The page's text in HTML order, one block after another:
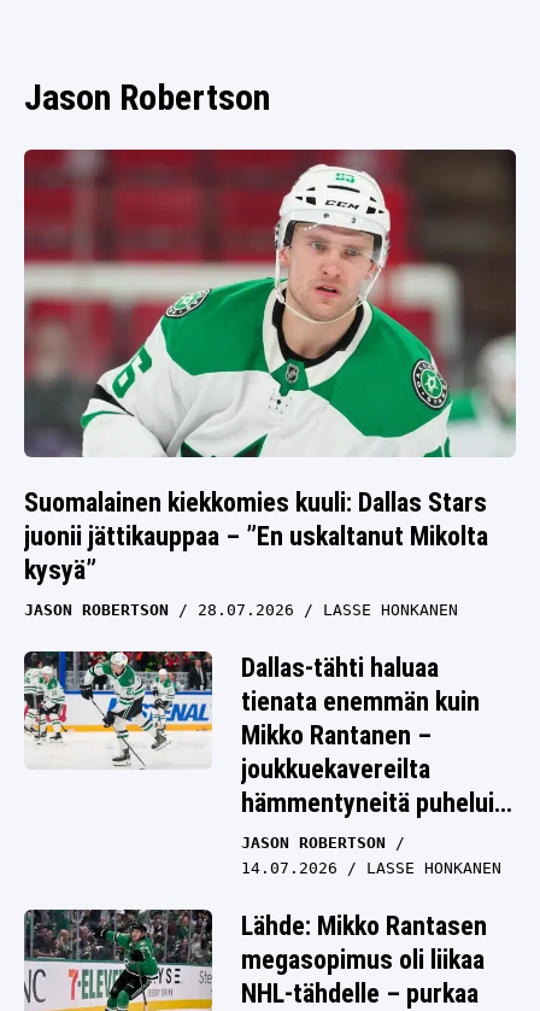
Jason Robertson
Suomalainen kiekkomies kuuli: Dallas Stars
juonii jättikauppaa – ”En uskaltanut Mikolta
kysyä”
JASON ROBERTSON 28.07.2026 LASSE HONKANEN
Dallas-tähti haluaa
tienata enemmän kuin
Mikko Rantanen –
joukkuekavereilta
hämmentyneitä puheluita
miehelle
JASON ROBERTSON
14.07.2026
LASSE HONKANEN
Lähde: Mikko Rantasen
megasopimus oli liikaa
NHL-tähdelle – purkaa